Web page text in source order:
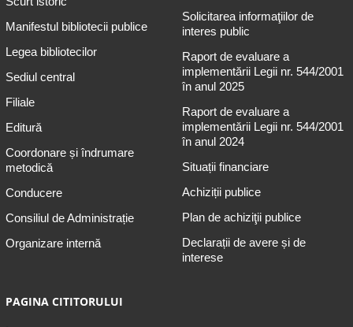
Manifestul bibliotecii publice
Legea bibliotecilor
Sediul central
Filiale
Editură
Coordonare și îndrumare
metodică
Conducere
Consiliul de Administrație
Organizare internă
Solicitarea informaţiilor de
interes public
Raport de evaluare a
implementării Legii nr. 544/2001
în anul 2025
Raport de evaluare a
implementării Legii nr. 544/2001
în anul 2024
Situații financiare
Achiziții publice
Plan de achiziţii publice
Declarații de avere și de
interese
PAGINA CITITORULUI